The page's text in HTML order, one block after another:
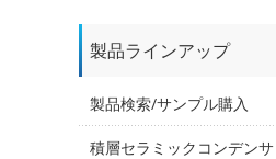
製品ラインアップ
製品検索/サンプル購入
積層セラミックコンデンサ